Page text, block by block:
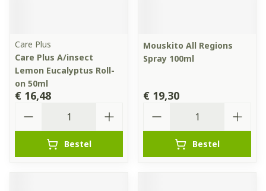
Care Plus
Care Plus A/insect
Lemon Eucalyptus Roll-
on 50ml
€ 16,48
Bestel
Mouskito All Regions
Spray 100ml
€ 19,30
Bestel